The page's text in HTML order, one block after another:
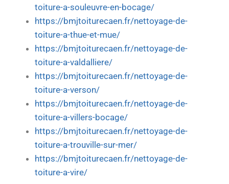
toiture-a-souleuvre-en-bocage/
https://bmjtoiturecaen.fr/nettoyage-de-
toiture-a-thue-et-mue/
https://bmjtoiturecaen.fr/nettoyage-de-
toiture-a-valdalliere/
https://bmjtoiturecaen.fr/nettoyage-de-
toiture-a-verson/
https://bmjtoiturecaen.fr/nettoyage-de-
toiture-a-villers-bocage/
https://bmjtoiturecaen.fr/nettoyage-de-
toiture-a-trouville-sur-mer/
https://bmjtoiturecaen.fr/nettoyage-de-
toiture-a-vire/